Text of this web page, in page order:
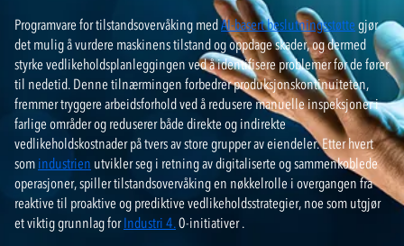
Programvare for tilstandsovervåking medAI-basert beslutningsstøtte gjør
det mulig å vurdere maskinens tilstand og oppdage skader, og dermed
styrke vedlikeholdsplanleggingen ved å identifisere problemer før de fører
til nedetid. Denne tilnærmingen forbedrer produksjonskontinuiteten,
fremmer tryggere arbeidsforhold ved å redusere manuelle inspeksjoner i
farlige områder og reduserer både direkte og indirekte
vedlikeholdskostnader på tvers av store grupper av eiendeler. Etter hvert
som industrien utviklerseg i retning av digitaliserte og sammenkoblede
operasjoner, spiller tilstandsovervåking en nøkkelrolle i overgangen fra
reaktive til proaktive og prediktive vedlikeholdsstrategier, noe som utgjør
et viktig grunnlag forIndustri 4. 0-initiativer .